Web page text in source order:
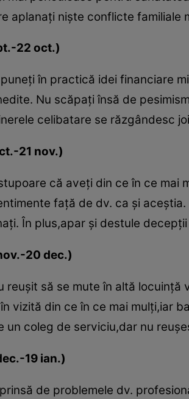
aplanaţi nişte conflicte familiale
22 oct.)
în practică idei financiare
Nu scăpaţi însă de
celibatare se răzgândesc
21 nov.)
că aveţi din ce în ce mai
faţă de dv. ca şi
În plus,apar şi destule
20 dec.)
reuşit să se mute în altă
vizită din ce în ce mai mulţi,iar
un coleg de serviciu,dar nu
19 ian.)
de problemele dv.